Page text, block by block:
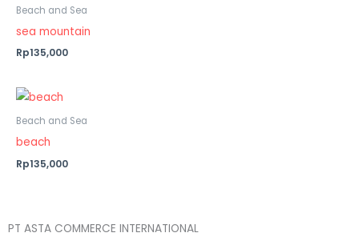
Beach and Sea
sea mountain
Rp135,000
Beach and Sea
beach
Rp135,000
PT ASTA COMMERCE INTERNATIONAL